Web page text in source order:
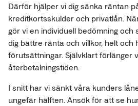
Därför hjälper vi dig sänka räntan
kreditkortsskulder och privatlån.
gör vi en individuell bedömning och
dig bättre ränta och villkor, helt och
förutsättningar. Självklart förlänger
återbetalningstiden.
I snitt har vi sänkt våra kunders
ungefär hälften. Ansök för att se